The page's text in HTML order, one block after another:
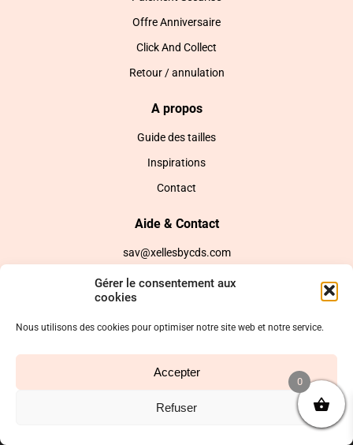
Gérer le consentement aux
cookies
Nous utilisons des cookies pour optimiser notre site web et notre service.
Accepter
Refuser
Offre Anniversaire
Click And Collect
Retour / annulation
A propos
Guide des tailles
Inspirations
Contact
Aide & Contact
sav@xellesbycds.com
X’Elles by Château de sable
Politique de cookies (UE)
0